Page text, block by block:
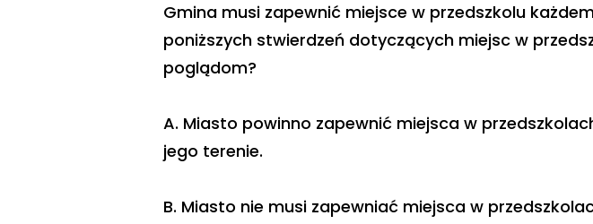
Gmina musi zapewnić miejsce w przedszkolu
poniższych stwierdzeń dotyczących miejsc w
poglądom?
A. Miasto powinno zapewnić miejsca w
jego terenie.
B. Miasto nie musi zapewniać miejsca w